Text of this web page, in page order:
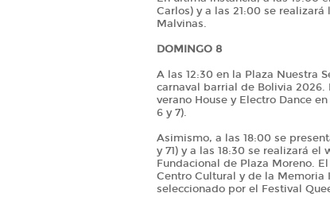
Carlos) y a las 21:00 se
Malvinas.
DOMINGO 8
A las 12:30 en la Plaza Nuestra
carnaval barrial de Bolivia
verano House y Electro Dance
6 y 7).
Asimismo, a las 18:00 se
y 71) y a las 18:30 se realizará
Fundacional de Plaza Moreno.
Centro Cultural y de la Memoria
seleccionado por el Festival